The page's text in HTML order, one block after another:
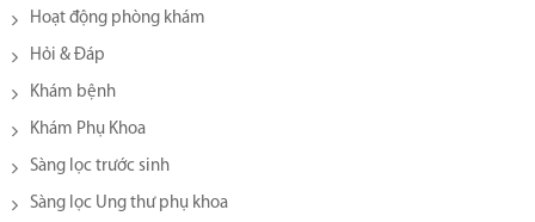
Hoạt động phòng khám
Hỏi & Đáp
Khám bệnh
Khám Phụ Khoa
Sàng lọc trước sinh
Sàng lọc Ung thư phụ khoa